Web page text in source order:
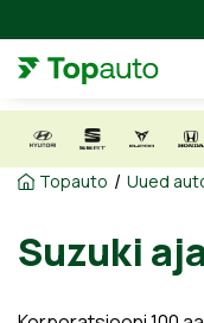
Topauto / Uued
Suzuki